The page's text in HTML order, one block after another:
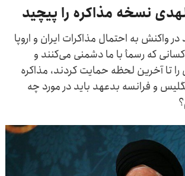
نسخه مذاکره را پیچید
واکنش به احتمال مذاکرات ایران و اروپا
که رسمأ با ما دشمنی می‌کنند و
تا آخرین لحظه حمایت کردند، مذاکره
و فرانسه بدعهد باید در مورد چه